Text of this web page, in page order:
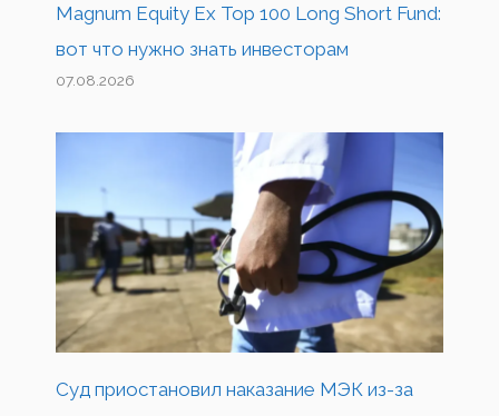
Magnum Equity Ex Top 100 Long Short Fund:
вот что нужно знать инвесторам
07.08.2026
Суд приостановил наказание МЭК из-за